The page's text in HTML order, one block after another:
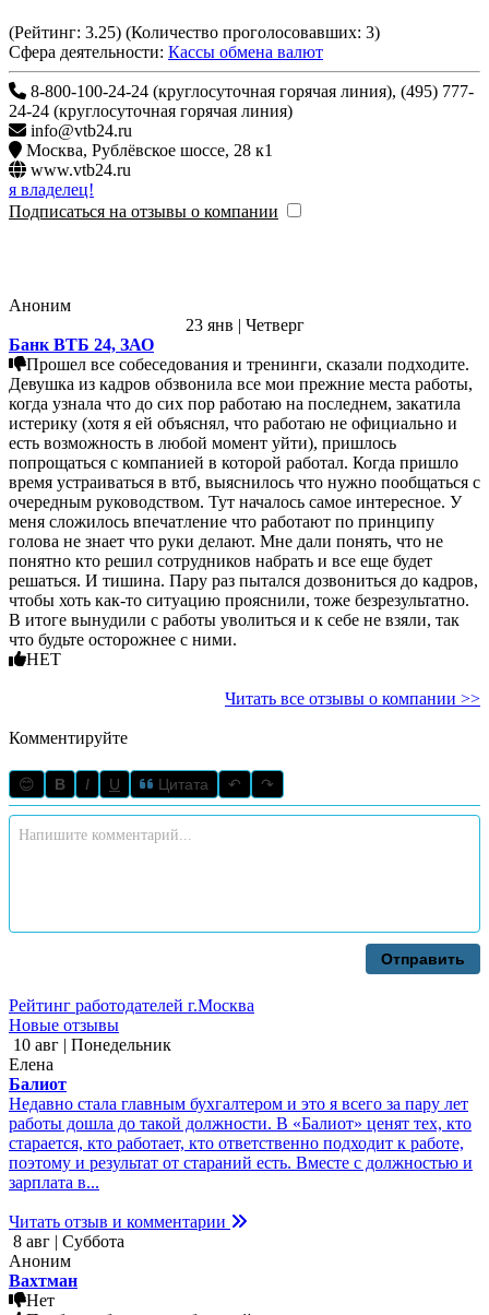
(Рейтинг: 3.25) (Количество проголосовавших: 3)
Сфера деятельности: Кассы обмена валют
8-800-100-24-24 (круглосуточная горячая линия), (495) 777-
24-24 (круглосуточная горячая линия)
info@vtb24.ru
Москва, Рублёвское шоссе, 28 к1
www.vtb24.ru
я владелец!
Подписаться на отзывы о компании
Аноним
23 янв | Четверг
Банк ВТБ 24, ЗАО
Прошел все собеседования и тренинги, сказали подходите.
Девушка из кадров обзвонила все мои прежние места работы,
когда узнала что до сих пор работаю на последнем, закатила
истерику (хотя я ей объяснял, что работаю не официально и
есть возможность в любой момент уйти), пришлось
попрощаться с компанией в которой работал. Когда пришло
время устраиваться в втб, выяснилось что нужно пообщаться с
очередным руководством. Тут началось самое интересное. У
меня сложилось впечатление что работают по принципу
голова не знает что руки делают. Мне дали понять, что не
понятно кто решил сотрудников набрать и все еще будет
решаться. И тишина. Пару раз пытался дозвониться до кадров,
чтобы хоть как-то ситуацию прояснили, тоже безрезультатно.
В итоге вынудили с работы уволиться и к себе не взяли, так
что будьте осторожнее с ними.
НЕТ
Читать все отзывы о компании >>
Комментируйте
😊 B I U Цитата ↶ ↷
Отправить
Рейтинг работодателей г.Москва
Новые отзывы
10 авг | Понедельник
Елена
Балиот
Недавно стала главным бухгалтером и это я всего за пару лет
работы дошла до такой должности. В «Балиот» ценят тех, кто
старается, кто работает, кто ответственно подходит к работе,
поэтому и результат от стараний есть. Вместе с должностью и
зарплата в...
Читать отзыв и комментарии
8 авг | Суббота
Аноним
Вахтман
Нет